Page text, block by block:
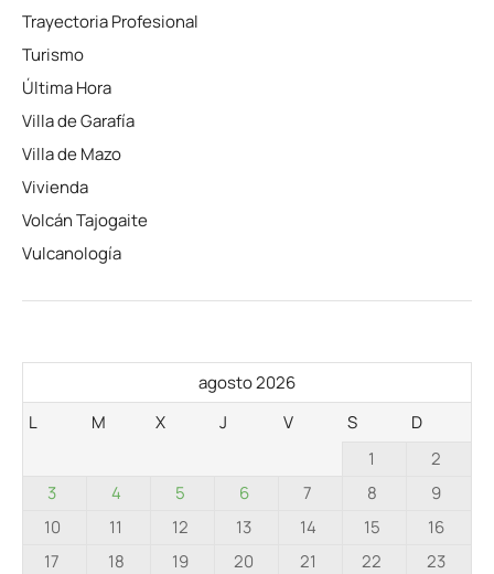
Trayectoria Profesional
Turismo
Última Hora
Villa de Garafía
Villa de Mazo
Vivienda
Volcán Tajogaite
Vulcanología
agosto 2026
L
M X J V S
D
1
2
3
4 5 6 7 8
9
10
11 12 13 14 15
16
17
18 19 20 21 22
23